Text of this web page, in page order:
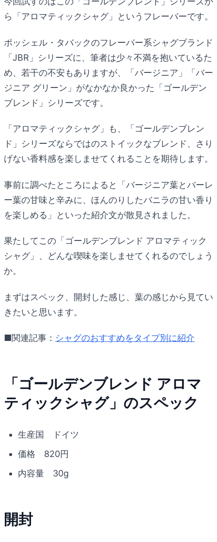
ら「アロマティックシャグ」というフレーバーです。
ポッシェル・タバックのフレーバー系シャグブランド
「JBR」シリーズに、筆者は少々不満を抱いているた
め、若干の不安もありますが、「バージニア」「バー
ジニア グリーン」がなかなか良かった「ゴールデン
ブレンド」シリーズです。
「アロマティックシャグ」も、「ゴールデンブレン
ド」シリーズならではのストイックなブレンド、さり
げない香料感を楽しませてくれることを期待します。
事前に調べたところによると「バージニア葉とバーレ
ー葉の甘味と辛みに、ほんのりしたバニラの甘い香り
を楽しめる」といった紹介文が散見されました。
果たしてこの「ゴールデンブレンド アロマティック
シャグ」、どんな喫味を楽しませてくれるのでしょう
か。
まずはスペック、開封した感じ、葉の感じから見てい
きたいと思います。
■関連記事： シャグのおすすめをタイプ別に紹介
「ゴールデンブレンド アロマ
ティックシャグ」のスペック
生産国 ドイツ
価格 820円
内容量 30g
開封